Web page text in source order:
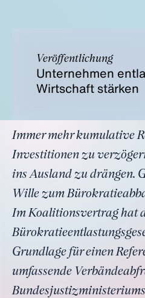
Veröffentlichung
Unternehmen
Wirtschaft stärken
Immer mehr kumulative
Investitionen zu
ins Ausland zu drängen.
Wille zum
Im Koalitionsvertrag hat
Grundlage für einen
umfassende